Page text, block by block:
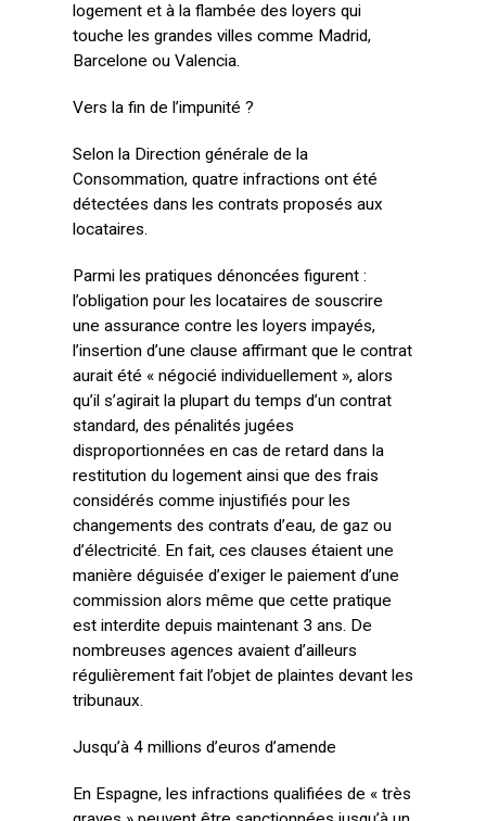
logement et à la flambée des loyers qui
touche les grandes villes comme Madrid,
Barcelone ou Valencia.
Vers la fin de l’impunité ?
Selon la Direction générale de la
Consommation, quatre infractions ont été
détectées dans les contrats proposés aux
locataires.
Parmi les pratiques dénoncées figurent :
l’obligation pour les locataires de souscrire
une assurance contre les loyers impayés,
l’insertion d’une clause affirmant que le contrat
aurait été « négocié individuellement », alors
qu’il s’agirait la plupart du temps d’un contrat
standard, des pénalités jugées
disproportionnées en cas de retard dans la
restitution du logement ainsi que des frais
considérés comme injustifiés pour les
changements des contrats d’eau, de gaz ou
d’électricité. En fait, ces clauses étaient une
manière déguisée d’exiger le paiement d’une
commission alors même que cette pratique
est interdite depuis maintenant 3 ans. De
nombreuses agences avaient d’ailleurs
régulièrement fait l’objet de plaintes devant les
tribunaux.
Jusqu’à 4 millions d’euros d’amende
En Espagne, les infractions qualifiées de « très